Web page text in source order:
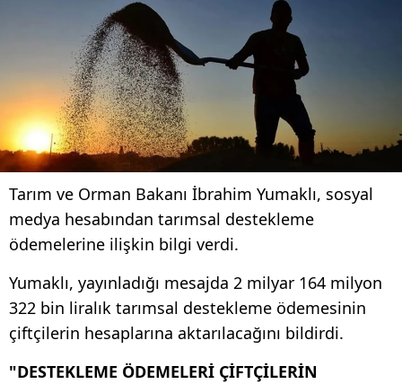
Tarım ve Orman Bakanı İbrahim Yumaklı, sosyal
medya hesabından tarımsal destekleme
ödemelerine ilişkin bilgi verdi.
Yumaklı, yayınladığı mesajda 2 milyar 164 milyon
322 bin liralık tarımsal destekleme ödemesinin
çiftçilerin hesaplarına aktarılacağını bildirdi.
"DESTEKLEME ÖDEMELERİ ÇİFTÇİLERİN